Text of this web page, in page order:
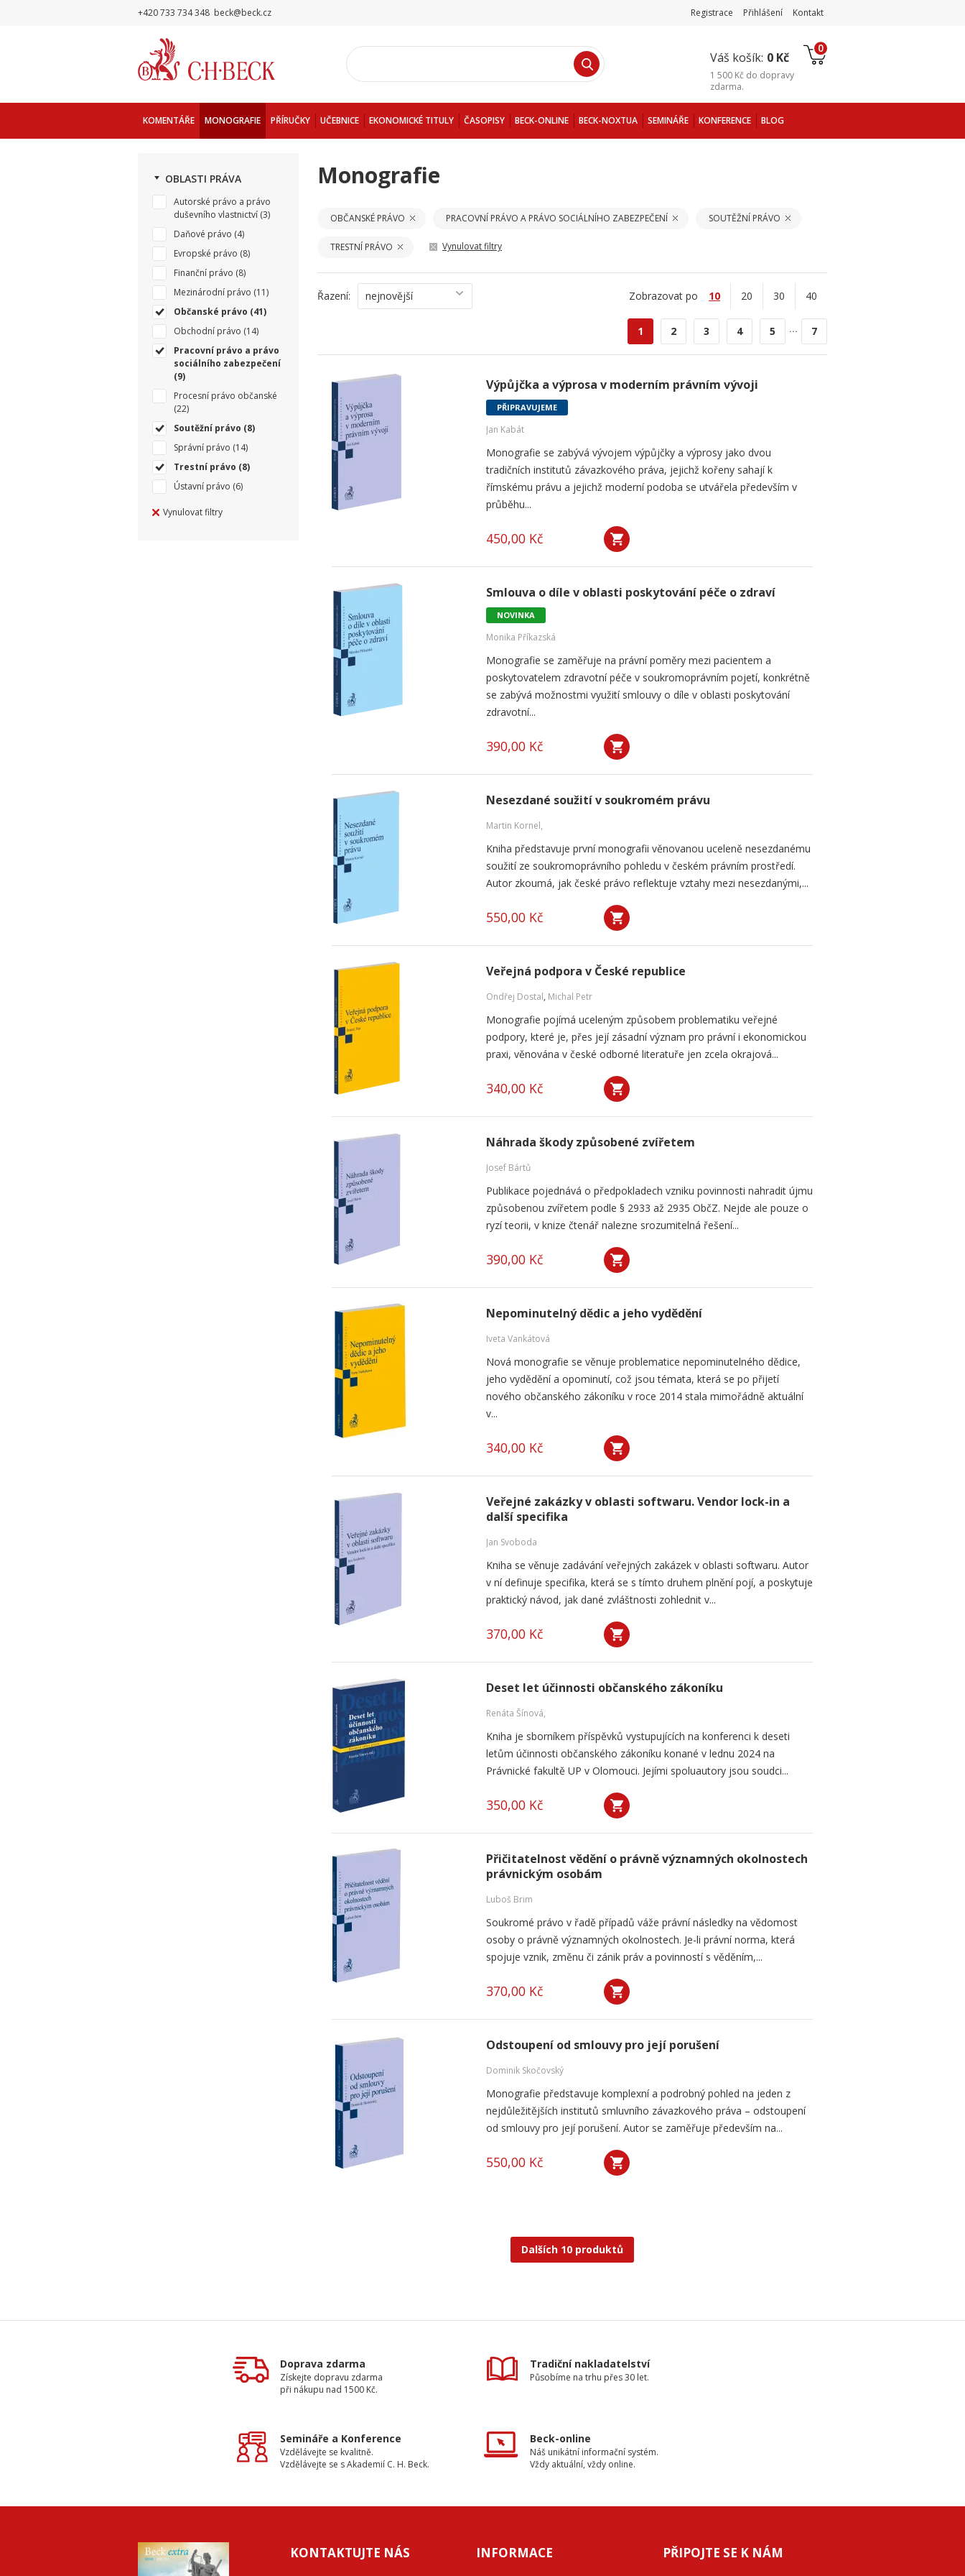
+420 733 734 348 beck@beck.cz Registrace Přihlášení Kontakt
Váš košík: 0 Kč
0
1 500 Kč do dopravy
zdarma.
KOMENTÁŘE MONOGRAFIE PŘÍRUČKY UČEBNICE EKONOMICKÉ TITULY ČASOPISY BECK-ONLINE BECK-NOXTUA SEMINÁŘE KONFERENCE BLOG
OBLASTI PRÁVA
Autorské právo a právo
duševního vlastnictví (3)
Daňové právo (4)
Evropské právo (8)
Finanční právo (8)
Mezinárodní právo (11)
Občanské právo (41)
Obchodní právo (14)
Pracovní právo a právo
sociálního zabezpečení
(9)
Procesní právo občanské
(22)
Soutěžní právo (8)
Správní právo (14)
Trestní právo (8)
Ústavní právo (6)
Vynulovat filtry
Monografie
OBČANSKÉ PRÁVO PRACOVNÍ PRÁVO A PRÁVO SOCIÁLNÍHO ZABEZPEČENÍ SOUTĚŽNÍ PRÁVO
TRESTNÍ PRÁVO Vynulovat filtry
Řazení: nejnovější Zobrazovat po 10 20 30 40
1 2 3 4 5 ... 7
Výpůjčka a výprosa v moderním právním vývoji
PŘIPRAVUJEME
Jan Kabát
Monografie se zabývá vývojem výpůjčky a výprosy jako dvou
tradičních institutů závazkového práva, jejichž kořeny sahají k
římskému právu a jejichž moderní podoba se utvářela především v
průběhu...
450,00 Kč
Smlouva o díle v oblasti poskytování péče o zdraví
NOVINKA
Monika Příkazská
Monografie se zaměřuje na právní poměry mezi pacientem a
poskytovatelem zdravotní péče v soukromoprávním pojetí, konkrétně
se zabývá možnostmi využití smlouvy o díle v oblasti poskytování
zdravotní...
390,00 Kč
Nesezdané soužití v soukromém právu
Martin Kornel,
Kniha představuje první monografii věnovanou uceleně nesezdanému
soužití ze soukromoprávního pohledu v českém právním prostředí.
Autor zkoumá, jak české právo reflektuje vztahy mezi nesezdanými,...
550,00 Kč
Veřejná podpora v České republice
Ondřej Dostal, Michal Petr
Monografie pojímá uceleným způsobem problematiku veřejné
podpory, které je, přes její zásadní význam pro právní i ekonomickou
praxi, věnována v české odborné literatuře jen zcela okrajová...
340,00 Kč
Náhrada škody způsobené zvířetem
Josef Bártů
Publikace pojednává o předpokladech vzniku povinnosti nahradit újmu
způsobenou zvířetem podle § 2933 až 2935 ObčZ. Nejde ale pouze o
ryzí teorii, v knize čtenář nalezne srozumitelná řešení...
390,00 Kč
Nepominutelný dědic a jeho vydědění
Iveta Vankátová
Nová monografie se věnuje problematice nepominutelného dědice,
jeho vydědění a opominutí, což jsou témata, která se po přijetí
nového občanského zákoníku v roce 2014 stala mimořádně aktuální
v...
340,00 Kč
Veřejné zakázky v oblasti softwaru. Vendor lock-in a
další specifika
Jan Svoboda
Kniha se věnuje zadávání veřejných zakázek v oblasti softwaru. Autor
v ní definuje specifika, která se s tímto druhem plnění pojí, a poskytuje
praktický návod, jak dané zvláštnosti zohlednit v...
370,00 Kč
Deset let účinnosti občanského zákoníku
Renáta Šínová,
Kniha je sborníkem příspěvků vystupujících na konferenci k deseti
letům účinnosti občanského zákoníku konané v lednu 2024 na
Právnické fakultě UP v Olomouci. Jejími spoluautory jsou soudci...
350,00 Kč
Přičitatelnost vědění o právně významných okolnostech
právnickým osobám
Luboš Brim
Soukromé právo v řadě případů váže právní následky na vědomost
osoby o právně významných okolnostech. Je-li právní norma, která
spojuje vznik, změnu či zánik práv a povinností s věděním,...
370,00 Kč
Odstoupení od smlouvy pro její porušení
Dominik Skočovský
Monografie představuje komplexní a podrobný pohled na jeden z
nejdůležitějších institutů smluvního závazkového práva – odstoupení
od smlouvy pro její porušení. Autor se zaměřuje především na...
550,00 Kč
Dalších 10 produktů
Doprava zdarma
Získejte dopravu zdarma
při nákupu nad 1500 Kč.
Tradiční nakladatelství
Působíme na trhu přes 30 let.
Semináře a Konference
Vzdělávejte se kvalitně.
Vzdělávejte se s Akademií C. H. Beck.
Beck-online
Náš unikátní informační systém.
Vždy aktuální, vždy online.
KONTAKTUJTE NÁS INFORMACE PŘIPOJTE SE K NÁM